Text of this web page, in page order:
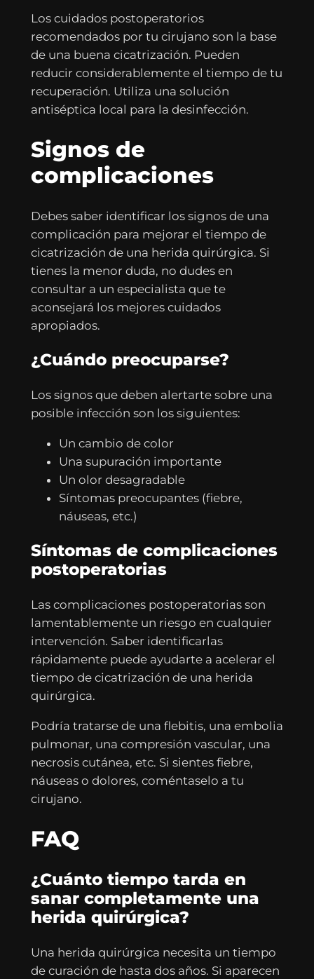
Los cuidados postoperatorios
recomendados por tu cirujano son la base
de una buena cicatrización. Pueden
reducir considerablemente el tiempo de tu
recuperación. Utiliza una solución
antiséptica local para la desinfección.
Signos de
complicaciones
Debes saber identificar los signos de una
complicación para mejorar el tiempo de
cicatrización de una herida quirúrgica. Si
tienes la menor duda, no dudes en
consultar a un especialista que te
aconsejará los mejores cuidados
apropiados.
¿Cuándo preocuparse?
Los signos que deben alertarte sobre una
posible infección son los siguientes:
Un cambio de color
Una supuración importante
Un olor desagradable
Síntomas preocupantes (fiebre,
náuseas, etc.)
Síntomas de complicaciones
postoperatorias
Las complicaciones postoperatorias son
lamentablemente un riesgo en cualquier
intervención. Saber identificarlas
rápidamente puede ayudarte a acelerar el
tiempo de cicatrización de una herida
quirúrgica.
Podría tratarse de una flebitis, una embolia
pulmonar, una compresión vascular, una
necrosis cutánea, etc. Si sientes fiebre,
náuseas o dolores, coméntaselo a tu
cirujano.
FAQ
¿Cuánto tiempo tarda en
sanar completamente una
herida quirúrgica?
Una herida quirúrgica necesita un tiempo
de curación de hasta dos años. Si aparecen